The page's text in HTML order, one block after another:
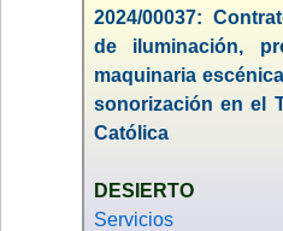
2024/00037:
de iluminación,
maquinaria
sonorización en el
Católica
DESIERTO
Servicios